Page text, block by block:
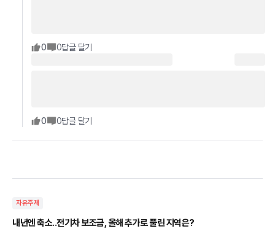
0 0답글 달기
0 0답글 달기
자유주제
내년엔 축소..전기차 보조금, 올해 추가로 풀린 지역은?